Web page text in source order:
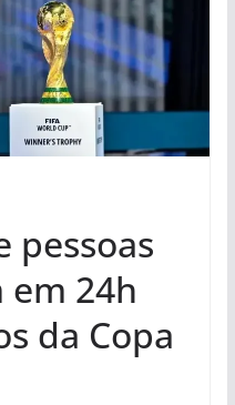
pessoas
em 24h
da Copa